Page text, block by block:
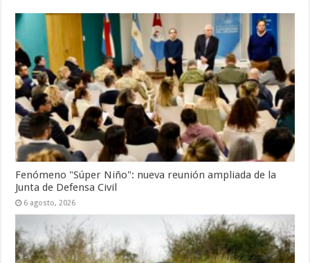
Fenómeno "Súper Niño": nueva reunión ampliada de la
Junta de Defensa Civil
6 agosto, 2026